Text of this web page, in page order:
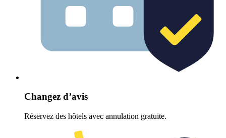
Changez d’avis
Réservez des hôtels avec annulation gratuite.